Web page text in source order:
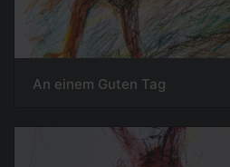
An einem Guten Tag